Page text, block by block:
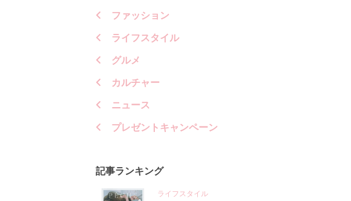
ファッション
ライフスタイル
グルメ
カルチャー
ニュース
プレゼントキャンペーン
記事ランキング
ライフスタイル